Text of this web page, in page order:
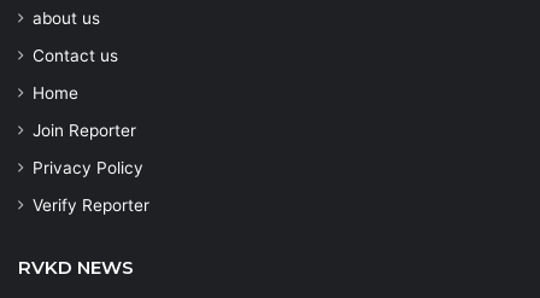
about us
Contact us
Home
Join Reporter
Privacy Policy
Verify Reporter
RVKD NEWS